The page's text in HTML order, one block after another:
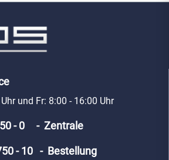
und Fr: 8:00 - 16:00 Uhr
- 0 - Zentrale
- 10 - Bestellung